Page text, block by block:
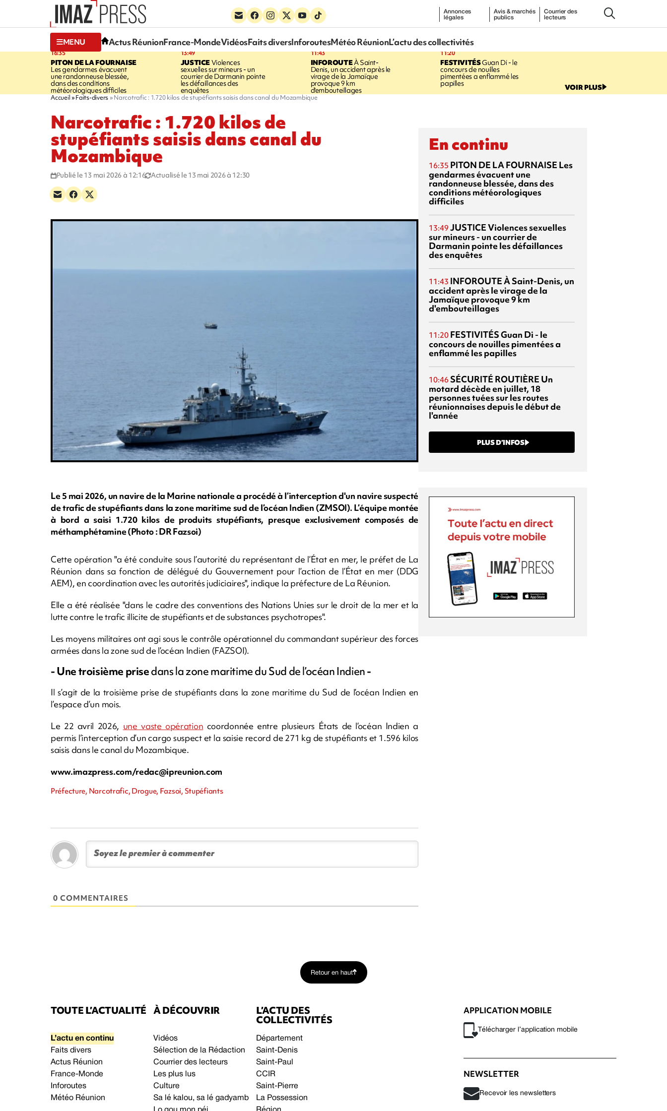
Annonces
légales
Avis & marchés
publics
Courrier des
lecteurs
MENU Actus RéunionFrance-MondeVidéosFaits diversInforoutesMétéo RéunionL’actu des collectivités
16:35
PITON DE LA FOURNAISE
Les gendarmes évacuent
une randonneuse blessée,
dans des conditions
météorologiques difficiles
13:49
JUSTICEViolences
sexuelles sur mineurs - un
courrier de Darmanin pointe
les défaillances des
enquêtes
11:43
INFOROUTEÀ Saint-
Denis, un accident après le
virage de la Jamaïque
provoque 9 km
d'embouteillages
11:20
FESTIVITÉSGuan Di - le
concours de nouilles
pimentées a enflammé les
papilles VOIR PLUS
Accueil Faits-divers Narcotrafic : 1.720 kilos de stupéfiants saisis dans canal du Mozambique
Narcotrafic : 1.720 kilos de
stupéfiants saisis dans canal du
Mozambique
Publié le 13 mai 2026 à 12:16 Actualisé le 13 mai 2026 à 12:30
Le 5 mai 2026, un navire de la Marine nationale a procédé à l’interception d'un navire suspecté
de trafic de stupéfiants dans la zone maritime sud de l’océan Indien (ZMSOI). L’équipe montée
à bord a saisi 1.720 kilos de produits stupéfiants, presque exclusivement composés de
méthamphétamine (Photo : DR Fazsoi)
Cette opération "a été conduite sous l’autorité du représentant de l’État en mer, le préfet de La
Réunion dans sa fonction de délégué du Gouvernement pour l’action de l’État en mer (DDG
AEM), en coordination avec les autorités judiciaires", indique la préfecture de La Réunion.
Elle a été réalisée "dans le cadre des conventions des Nations Unies sur le droit de la mer et la
lutte contre le trafic illicite de stupéfiants et de substances psychotropes".
Les moyens militaires ont agi sous le contrôle opérationnel du commandant supérieur des forces
armées dans la zone sud de l’océan Indien (FAZSOI).
- Une troisième prisedans la zone maritime du Sud de l’océan Indien-
Il s’agit de la troisième prise de stupéfiants dans la zone maritime du Sud de l’océan Indien en
l’espace d’un mois.
Le 22 avril 2026, une vaste opération coordonnée entre plusieurs États de l’océan Indien a
permis l’interception d’un cargo suspect et la saisie record de 271 kg de stupéfiants et 1.596 kilos
saisis dans le canal du Mozambique.
www.imazpress.com/redac@ipreunion.com
Préfecture, Narcotrafic, Drogue, Fazsoi, Stupéfiants
0 COMMENTAIRES
En continu
16:35 PITON DE LA FOURNAISE Les
gendarmes évacuent une
randonneuse blessée, dans des
conditions météorologiques
difficiles
13:49 JUSTICEViolences sexuelles
sur mineurs - un courrier de
Darmanin pointe les défaillances
des enquêtes
11:43 INFOROUTEÀ Saint-Denis, un
accident après le virage de la
Jamaïque provoque 9 km
d'embouteillages
11:20 FESTIVITÉSGuan Di - le
concours de nouilles pimentées a
enflammé les papilles
10:46 SÉCURITÉ ROUTIÈRE Un
motard décède en juillet, 18
personnes tuées sur les routes
réunionnaises depuis le début de
l'année
PLUS D’INFOS
Retour en haut
TOUTE L’ACTUALITÉ
L’actu en continu
Faits divers
Actus Réunion
France-Monde
Inforoutes
Météo Réunion
À DÉCOUVRIR
Vidéos
Sélection de la Rédaction
Courrier des lecteurs
Les plus lus
Culture
Sa lé kalou, sa lé gadyamb
L’ACTU DES
COLLECTIVITÉS
Département
Saint-Denis
Saint-Paul
CCIR
Saint-Pierre
La Possession
APPLICATION MOBILE
Télécharger l’application mobile
NEWSLETTER
Recevoir les newsletters